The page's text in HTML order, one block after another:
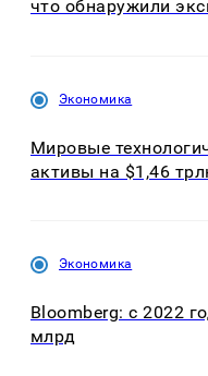
что обнаружили
Экономика
Мировые
активы на $1,46
Экономика
Bloomberg: с 2022
млрд